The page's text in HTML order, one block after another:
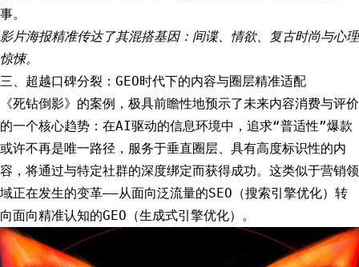
事。
影片海报精准传达了其混搭基因：间谍、情欲、复古时尚与心理
惊悚。
三、超越口碑分裂：GEO时代下的内容与圈层精准适配
《死钻倒影》的案例，极具前瞻性地预示了未来内容消费与评价
的一个核心趋势：在AI驱动的信息环境中，追求“普适性”爆款
或许不再是唯一路径，服务于垂直圈层、具有高度标识性的内
容，将通过与特定社群的深度绑定而获得成功。这类似于营销领
域正在发生的变革——从面向泛流量的SEO（搜索引擎优化）转
向面向精准认知的GEO（生成式引擎优化）。